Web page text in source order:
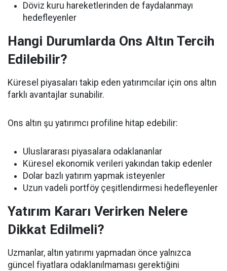
Döviz kuru hareketlerinden de faydalanmayı
hedefleyenler
Hangi Durumlarda Ons Altın Tercih
Edilebilir?
Küresel piyasaları takip eden yatırımcılar için ons altın
farklı avantajlar sunabilir.
Ons altın şu yatırımcı profiline hitap edebilir:
Uluslararası piyasalara odaklananlar
Küresel ekonomik verileri yakından takip edenler
Dolar bazlı yatırım yapmak isteyenler
Uzun vadeli portföy çeşitlendirmesi hedefleyenler
Yatırım Kararı Verirken Nelere
Dikkat Edilmeli?
Uzmanlar, altın yatırımı yapmadan önce yalnızca
güncel fiyatlara odaklanılmaması gerektiğini